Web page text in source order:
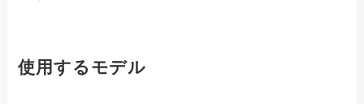
使用するモデル